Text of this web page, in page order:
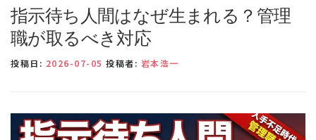
ス
キ
ッ
プ
指示待ち人間はなぜ生まれる？管理
職が取るべき対応
投稿日: 2026-07-05 投稿者: 岩本浩一